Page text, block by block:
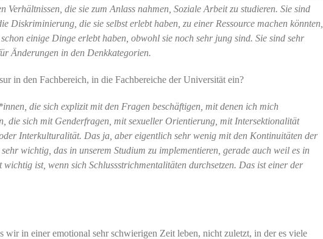
Verhältnissen, die sie zum Anlass nahmen, Soziale Arbeit zu studieren. Sie sind
Diskriminierung, die sie selbst erlebt haben, zu einer Ressource machen könnten,
einige Dinge erlebt haben, obwohl sie noch sehr jung sind. Sie sind sehr
Änderungen in den Denkkategorien.
in den Fachbereich, in die Fachbereiche der Universität ein?
die sich explizit mit den Fragen beschäftigen, mit denen ich mich
die sich mit Genderfragen, mit sexueller Orientierung, mit Intersektionalität
Interkulturalität. Das ja, aber eigentlich sehr wenig mit den Kontinuitäten der
wichtig, das in unserem Studium zu implementieren, gerade auch weil es in
ist, wenn sich Schlussstrichmentalitäten durchsetzen. Das ist einer der
wir in einer emotional sehr schwierigen Zeit leben, nicht zuletzt, in der es viele